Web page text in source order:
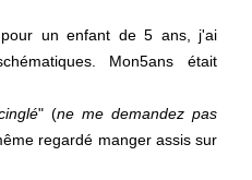
un enfant de 5 ans, j'ai
Mon5ans était
" (ne me demandez pas
regardé manger assis sur